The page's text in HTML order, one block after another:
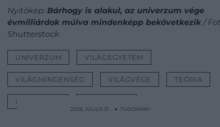
Nyitókép: Bárhogy is alakul, az univerzum vége
évmilliárdok múlva mindenképp bekövetkezik /
Shutterstock
UNIVERZUM VILÁGEGYETEM
VILÁGMINDENSÉG VILÁGVÉGE TEÓRIA
ŰRKUTATÁS
2026. JÚLIUS 31. ● TUDOMÁNY